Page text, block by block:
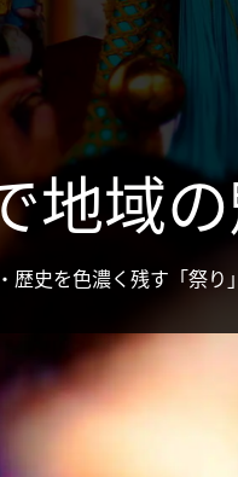
地域
歴史を色濃く残す「祭